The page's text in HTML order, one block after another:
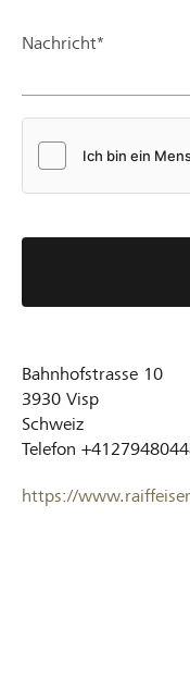
Nachricht*
Bahnhofstrasse 10
3930 Visp
Schweiz
Telefon
https://